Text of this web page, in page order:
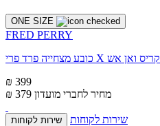
ONE SIZE
FRED PERRY
כובע מצחייה פרד פרי X קריס ואן אש
₪ 399
₪ 379 מחיר לחברי מועדון
שירות לקוחות שירות לקוחות